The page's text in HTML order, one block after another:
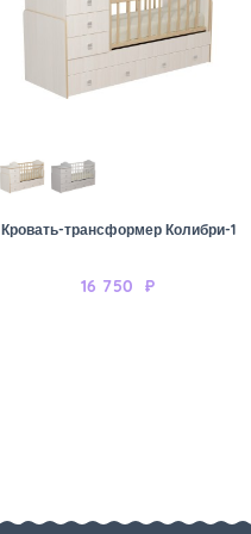
Кровать-трансформер Колибри-1
16 750 ₽